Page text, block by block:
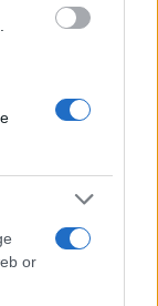
or
nemico interno